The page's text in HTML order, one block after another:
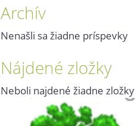
Archív
Nenašli sa žiadne príspevky
Nájdené zložky
Neboli najdené žiadne zložky